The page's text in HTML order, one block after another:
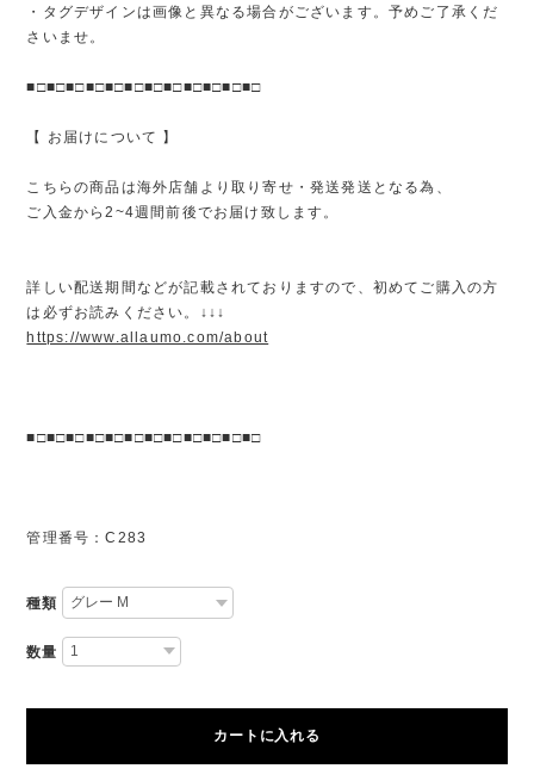
・タグデザインは画像と異なる場合がございます。予めご了承くだ
さいませ。
■□■□■□■□■□■□■□■□■□■□■□■□
【 お届けについて 】
こちらの商品は海外店舗より取り寄せ・発送発送となる為、
ご入金から2~4週間前後でお届け致します。
詳しい配送期間などが記載されておりますので、初めてご購入の方
は必ずお読みください。↓↓↓
https://www.allaumo.com/about
■□■□■□■□■□■□■□■□■□■□■□■□
管理番号：C283
種類
数量
カートに入れる